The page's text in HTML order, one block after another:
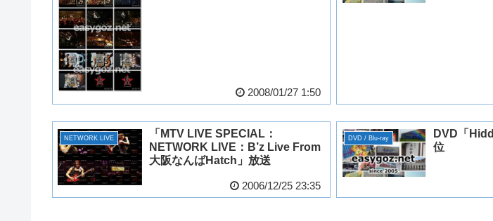
2008/01/27 1:50
NETWORK LIVE
「MTV LIVE SPECIAL：
NETWORK LIVE：B’z Live From
大阪なんばHatch」放送
2006/12/25 23:35
DVD / Blu-ray
DVD「
位